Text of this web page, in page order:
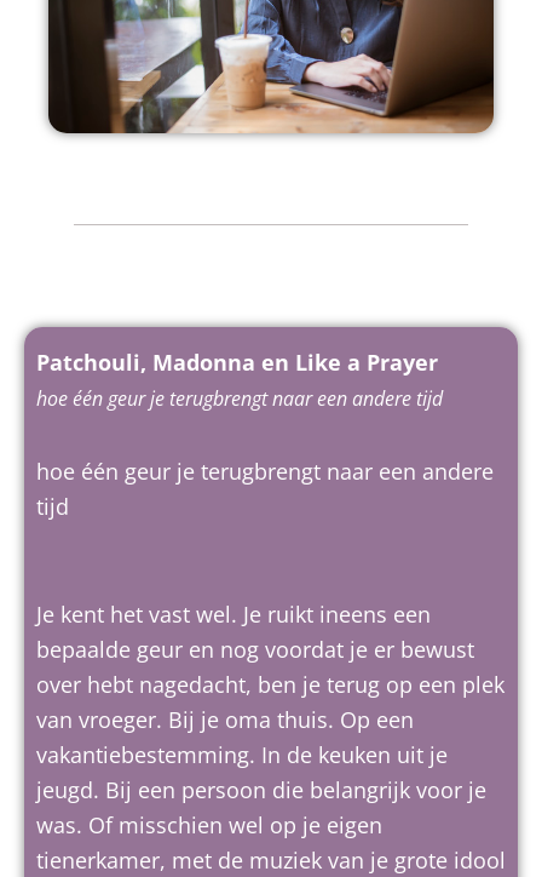
Patchouli, Madonna en Like a Prayer
hoe één geur je terugbrengt naar een andere tijd
hoe één geur je terugbrengt naar een andere
tijd
Je kent het vast wel. Je ruikt ineens een
bepaalde geur en nog voordat je er bewust
over hebt nagedacht, ben je terug op een plek
van vroeger. Bij je oma thuis. Op een
vakantiebestemming. In de keuken uit je
jeugd. Bij een persoon die belangrijk voor je
was. Of misschien wel op je eigen
tienerkamer, met de muziek van je grote idool